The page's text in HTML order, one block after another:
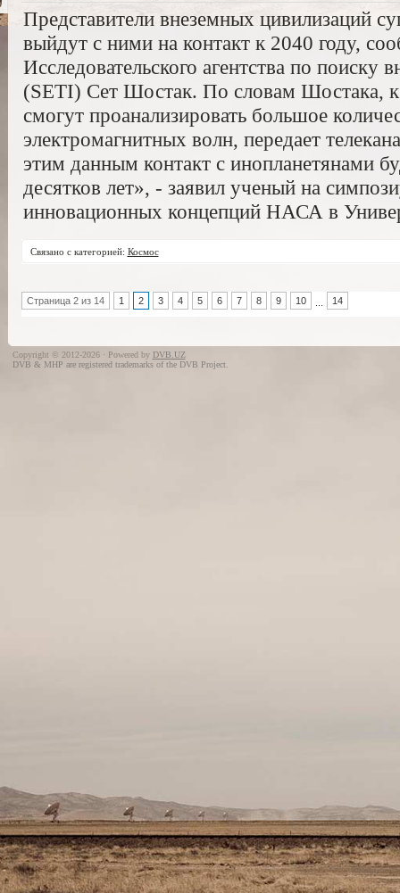
Представители внеземных цивилизаций
выйдут с ними на контакт к 2040 году,
Исследовательского агентства по поиску
(SETI) Сет Шостак. По словам Шостака,
смогут проанализировать большое
электромагнитных волн, передает
этим данным контакт с инопланетянами
десятков лет», - заявил ученый на
инновационных концепций НАСА в
Связано с категорией: Космос
Страница 2 из 14 1 2 3 4 5 6 7 8 9 10 14
Copyright © 2012-2026 · Powered by DVB.UZ
DVB & MHP are registered trademarks of the DVB Project.